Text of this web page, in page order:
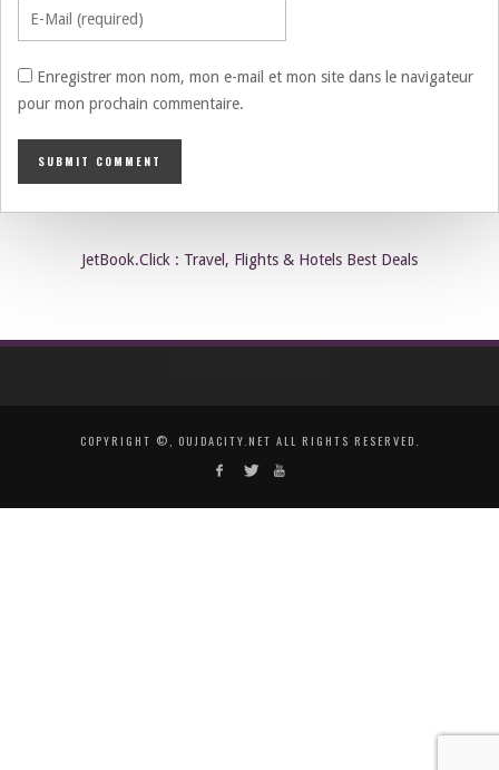
Enregistrer mon nom, mon e-mail et mon site dans le navigateur
pour mon prochain commentaire.
JetBook.Click : Travel, Flights & Hotels Best Deals
COPYRIGHT ©, OUJDACITY.NET ALL RIGHTS RESERVED.